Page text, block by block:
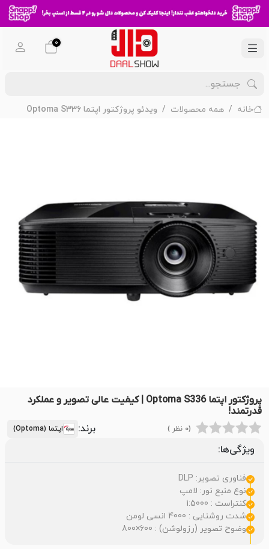
0
خانه همه محصولات ویدئو پروژکتور اپتما Optoma S336
پروژکتور اپتما Optoma S336 | کیفیت عالی تصویر و عملکرد
قدرتمند!
(0 نظر ) برند: اپتما (Optoma)
ویژگی‌ها:
فناوری تصویر: DLP
نوع منبع نور: لامپ
کنتراست : 1:5000
شدت روشنایی : 4000 انسی لومن
وضوح تصویر (رزولوشن) : 600×800